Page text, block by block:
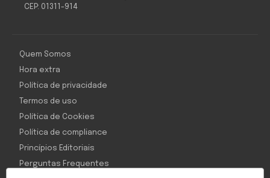
CEP: 01311-914
Quem Somos
Hora extra
Política de privacidade
Termos de uso
Política de Cookies
Política de compliance
Princípios Editoriais
Perguntas Frequentes